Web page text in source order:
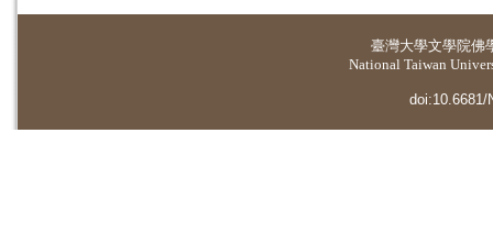
臺灣大學文學院佛
National Taiwan
doi:10.6681/